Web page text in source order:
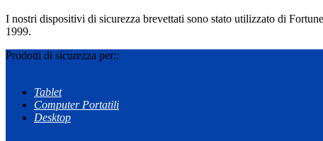
I nostri dispositivi di sicurezza brevettati sono stato utilizzato di
1999.
Prodotti di sicurezza per::
Tablet
Computer Portatili
Desktop